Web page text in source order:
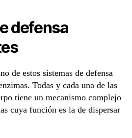
defensa
de estos sistemas de defensa
Todas y cada una de las
tiene un mecanismo complejo
cuya función es la de dispersar